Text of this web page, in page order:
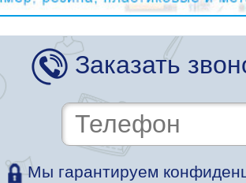
Заказать
Мы гарантируем